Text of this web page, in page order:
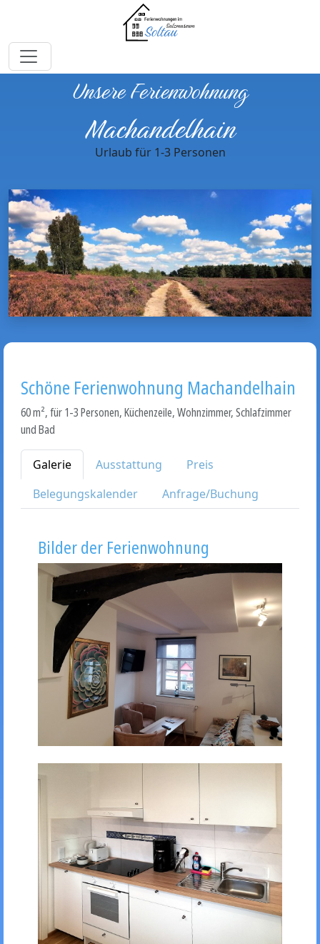
Unsere Ferienwohnung
Machandelhain
Urlaub für 1-3 Personen
Schöne Ferienwohnung Machandelhain
60 m², für 1-3 Personen, Küchenzeile, Wohnzimmer, Schlafzimmer
und Bad
Galerie Ausstattung
Preis
Belegungskalender
Anfrage/Buchung
Bilder der Ferienwohnung